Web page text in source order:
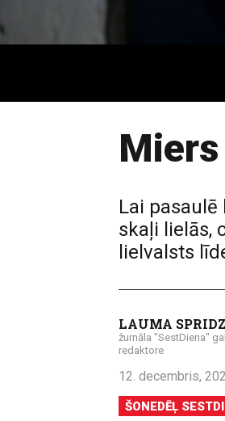
Lai
skaļi lielās,
lielvalsts
LAUMA
žurnāla "SestDiena"
redaktore
12. decembris,
ŠONEDĒĻ